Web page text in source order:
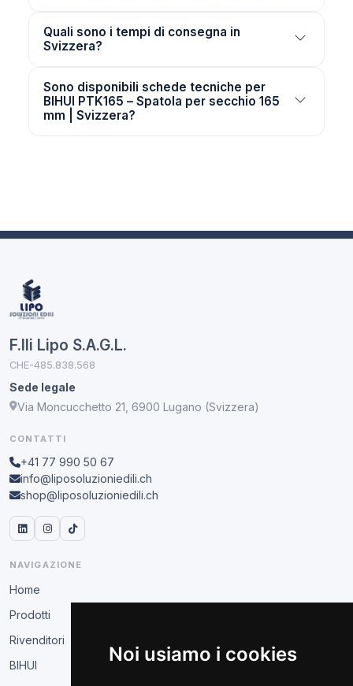
Noi usiamo i cookies
Quali sono i tempi di consegna in
Svizzera?
Sono disponibili schede tecniche per
BIHUI PTK165 – Spatola per secchio 165
mm | Svizzera?
F.lli Lipo S.A.G.L.
CHE-485.838.568
Sede legale
Via Moncucchetto 21, 6900 Lugano (Svizzera)
CONTATTI
+41 77 990 50 67
info@liposoluzioniedili.ch
shop@liposoluzioniedili.ch
NAVIGAZIONE
Home
Prodotti
Rivenditori
BIHUI